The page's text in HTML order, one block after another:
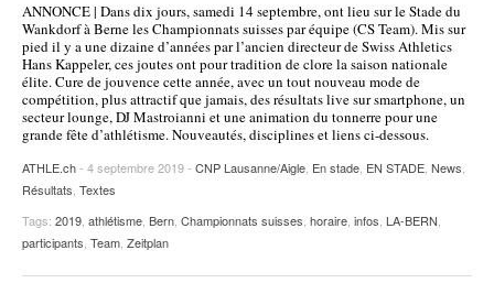
ANNONCE | Dans dix jours, samedi 14 septembre, ont lieu sur le Stade du
Wankdorf à Berne les Championnats suisses par équipe (CS Team). Mis sur
pied il y a une dizaine d’années par l’ancien directeur de Swiss Athletics
Hans Kappeler, ces joutes ont pour tradition de clore la saison nationale
élite. Cure de jouvence cette année, avec un tout nouveau mode de
compétition, plus attractif que jamais, des résultats live sur smartphone, un
secteur lounge, DJ Mastroianni et une animation du tonnerre pour une
grande fête d’athlétisme. Nouveautés, disciplines et liens ci-dessous.
ATHLE.ch- 4 septembre 2019 - CNP Lausanne/Aigle, En stade, EN STADE, News,
Résultats, Textes
Tags: 2019, athlétisme, Bern, Championnats suisses, horaire, infos, LA-BERN,
participants, Team, Zeitplan